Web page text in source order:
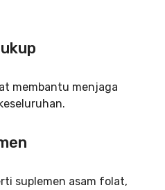
membantu menjaga
suplemen asam folat,